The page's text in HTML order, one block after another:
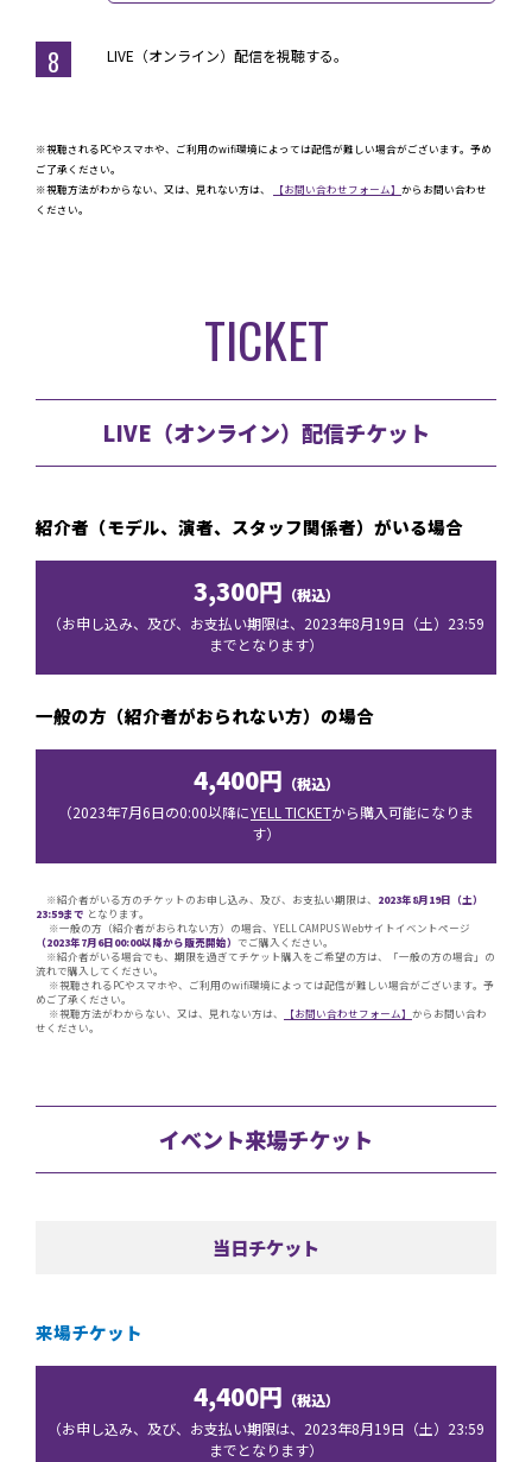
8 LIVE（オンライン）配信を視聴する。
※視聴されるPCやスマホや、ご利用のwifi環境によっては配信が難しい場合がございます。予め
ご了承ください。
※視聴方法がわからない、又は、見れない方は、
【お問い合わせフォーム】 からお問い合わせ
ください。
TICKET
LIVE（オンライン）配信チケット
紹介者（モデル、演者、スタッフ関係者）がいる場合
3,300円 （税込）
（お申し込み、及び、お支払い期限は、2023年8月19日（土）23:59
までとなります）
一般の方（紹介者がおられない方）の場合
4,400円 （税込）
（2023年7月6日の0:00以降にYELL TICKETから購入可能になりま
す）
※紹介者がいる方のチケットのお申し込み、及び、お支払い期限は、 2023年8月19日（土）
23:59まで となります。
※一般の方（紹介者がおられない方）の場合、YELL CAMPUS Webサイトイベントページ
（2023年7月6日00:00以降から販売開始） でご購入ください。
※紹介者がいる場合でも、期限を過ぎてチケット購入をご希望の方は、「一般の方の場合」の
流れで購入してください。
※視聴されるPCやスマホや、ご利用のwifi環境によっては配信が難しい場合がございます。予
めご了承ください。
※視聴方法がわからない、又は、見れない方は、
【お問い合わせフォーム】 からお問い合わ
せください。
イベント来場チケット
当日チケット
来場チケット
4,400円 （税込）
（お申し込み、及び、お支払い期限は、2023年8月19日（土）23:59
までとなります）